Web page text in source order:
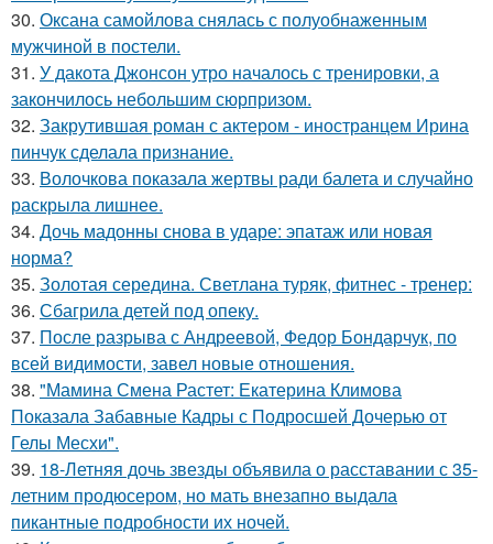
30. Оксана самойлова снялась с полуобнаженным
мужчиной в постели.
31. У дакота Джонсон утро началось с тренировки, а
закончилось небольшим сюрпризом.
32. Закрутившая роман с актером - иностранцем Ирина
пинчук сделала признание.
33. Волочкова показала жертвы ради балета и случайно
раскрыла лишнее.
34. Дочь мадонны снова в ударе: эпатаж или новая
норма?
35. Золотая середина. Светлана туряк, фитнес - тренер:
36. Сбагрила детей под опеку.
37. После разрыва с Андреевой, Федор Бондарчук, по
всей видимости, завел новые отношения.
38. "Мамина Смена Растет: Екатерина Климова
Показала Забавные Кадры с Подросшей Дочерью от
Гелы Месхи".
39. 18-Летняя дочь звезды объявила о расставании с 35-
летним продюсером, но мать внезапно выдала
пикантные подробности их ночей.